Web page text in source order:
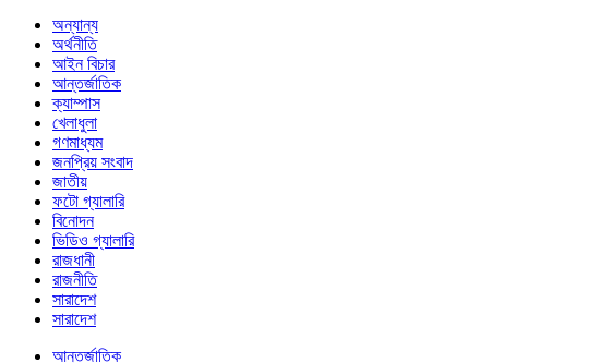
অন্যান্য
অর্থনীতি
আইন বিচার
আন্তর্জাতিক
ক্যাম্পাস
খেলাধুলা
গণমাধ্যম
জনপ্রিয় সংবাদ
জাতীয়
ফটো গ্যালারি
বিনোদন
ভিডিও গ্যালারি
রাজধানী
রাজনীতি
সারাদেশ
সারাদেশ
আন্তর্জাতিক